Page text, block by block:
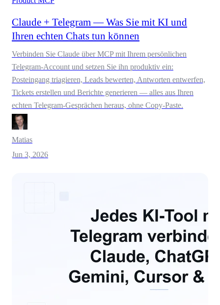
Claude + Telegram — Was Sie mit KI und
Ihren echten Chats tun können
Verbinden Sie Claude über MCP mit Ihrem persönlichen
Telegram-Account und setzen Sie ihn produktiv ein:
Posteingang triagieren, Leads bewerten, Antworten entwerfen,
Tickets erstellen und Berichte generieren — alles aus Ihren
echten Telegram-Gesprächen heraus, ohne Copy-Paste.
Matias
Jun 3, 2026